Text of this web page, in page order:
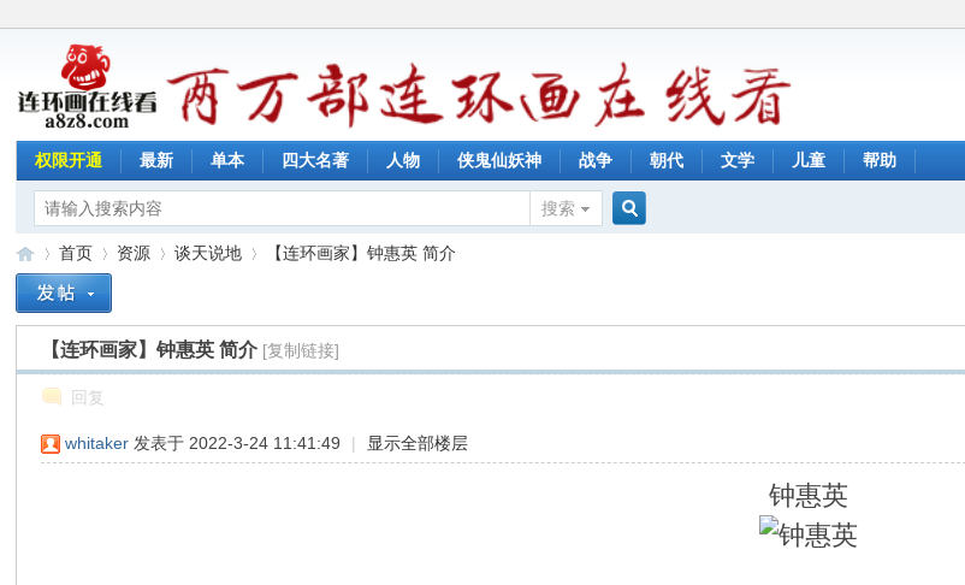
权限开通 最新 单本 四大名著 人物 侠鬼仙妖神 战争 朝代 文学 儿童 帮助
搜索
首页
›
资源
›
谈天说地
›
【连环画家】钟惠英 简介
【连环画家】钟惠英 简介 [复制链接]
回复
whitaker 发表于 2022-3-24 11:41:49 | 显示全部楼层
钟惠英